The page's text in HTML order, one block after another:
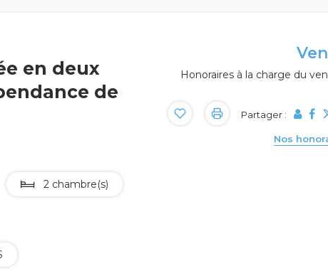
en deux
de
2 chambre(s)
Honoraires à la charge du
Partager :
Nos